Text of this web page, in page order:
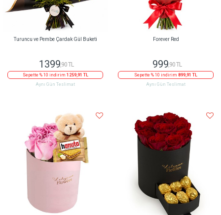
Turuncu ve Pembe Çardak Gül Buketi
1399,90 TL
Sepette % 10 indirim 1259,91 TL
Aynı Gün Teslimat
Forever Red
999,90 TL
Sepette % 10 indirim 899,91 TL
Aynı Gün Teslimat